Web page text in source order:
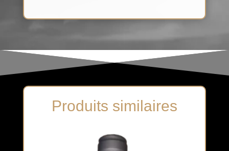
Produits similaires